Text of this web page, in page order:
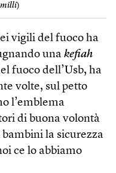
)
vigili del fuoco ha
una kefiah
fuoco dell’Usb, ha
volte, sul petto
l’emblema
di buona volontà
la sicurezza
ce lo abbiamo